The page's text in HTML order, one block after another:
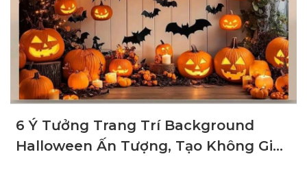
6 Ý Tưởng Trang Trí Background
Halloween Ấn Tượng, Tạo Không Gian